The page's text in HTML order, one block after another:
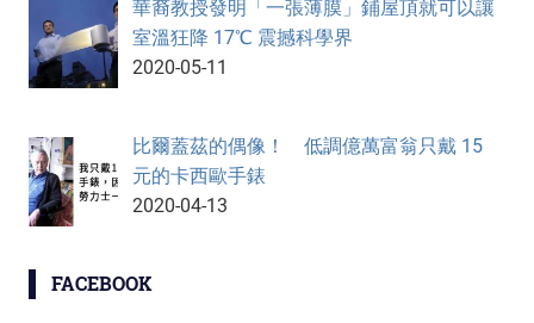
華裔教授發明「一張薄膜」鋪屋頂就可以讓
室溫狂降 17℃ 震撼科學界
2020-05-11
比爾蓋茲的偶像！ 低調億萬富翁只戴 15
元的卡西歐手錶
2020-04-13
FACEBOOK